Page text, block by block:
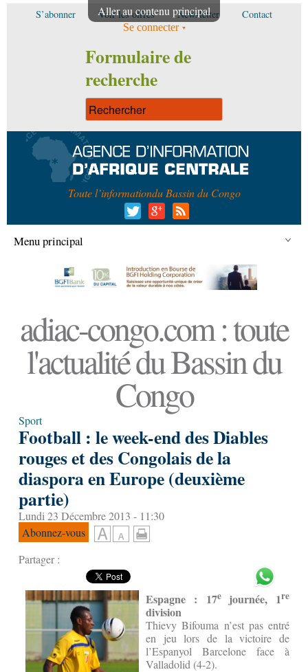
Aller au contenu principal
S’abonner Voir les offres Newsletter Contact
Se connecter
Formulaire de
recherche
Toute l’informationdu Bassin du Congo
Menu principal
adiac-congo.com : toute
l'actualité du Bassin du
Congo
Sport
Football : le week-end des Diables
rouges et des Congolais de la
diaspora en Europe (deuxième
partie)
Lundi 23 Décembre 2013 - 11:30
Abonnez-vous
Partager :
Espagne : 17ejournée, 1re
division
Thievy Bifouma n’est pas entré
en jeu lors de la victoire de
l’Espanyol Barcelone face à
Valladolid (4-2).